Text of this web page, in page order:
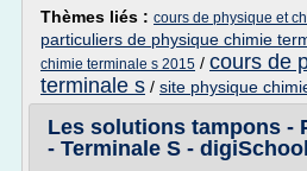
Thèmes liés : cours de physique et
particuliers de physique chimie
chimie terminale s 2015 / cours de
terminale s / site physique
Les solutions tampons -
- Terminale S - digiSchool